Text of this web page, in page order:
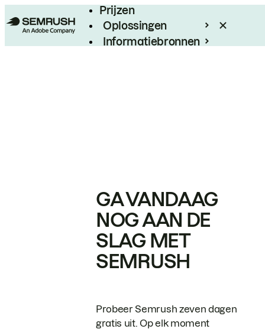
Prijzen
Oplossingen
Informatiebronnen
GA VANDAAG
NOG AAN DE
SLAG MET
SEMRUSH
Probeer Semrush zeven dagen
gratis uit. Op elk moment